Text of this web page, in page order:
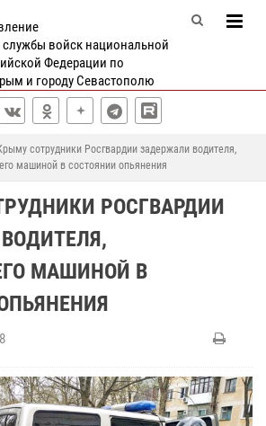
войск национальной
Федерации по
и городу Севастополю
сотрудники Росгвардии задержали водителя,
машиной в состоянии опьянения
РОСГВАРДИИ
МАШИНОЙ В